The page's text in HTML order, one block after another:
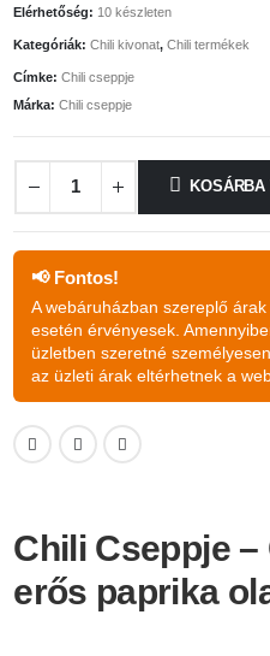
Elérhetőség: 10 készleten
Kategóriák:Chili kivonat,Chili termékek
Címke:Chili cseppje
Márka:Chili cseppje
KOSÁRBA
📢 Fontos!
A webáruházban szereplő
esetén érvényesek.
üzletben szeretné
az üzleti árak eltérhetnek a
Chili Cseppje
erős paprika